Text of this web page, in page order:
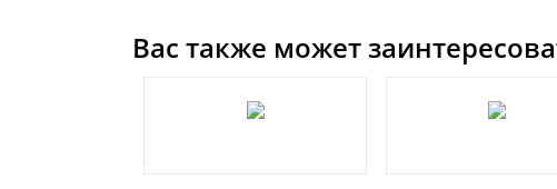
Вас также может